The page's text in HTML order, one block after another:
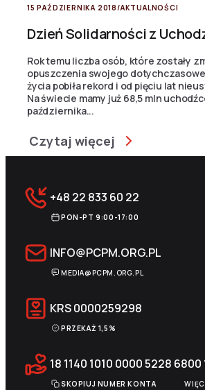
15 PAŹDZIERNIKA 2018 /AKTUALNOŚCI
Dzień Solidarności z
Rok temu liczba osób, które zostały
opuszczenia swojego
życia pobiła rekord i od pięciu lat
Na świecie mamy już 68,5 mln
października...
Czytaj więcej
+48 22 833 60 22
PON-PT 9:00-17:00
INFO@PCPM.ORG.PL
MEDIA@PCPM.ORG.PL
KRS0000259298
PRZEKAŻ 1,5%
18 1140 1010 0000 5228 6800
SKOPIUJ NUMER KONTA